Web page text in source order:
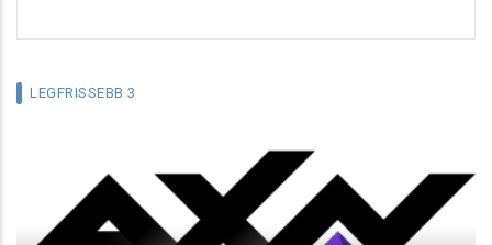
LEGFRISSEBB 3